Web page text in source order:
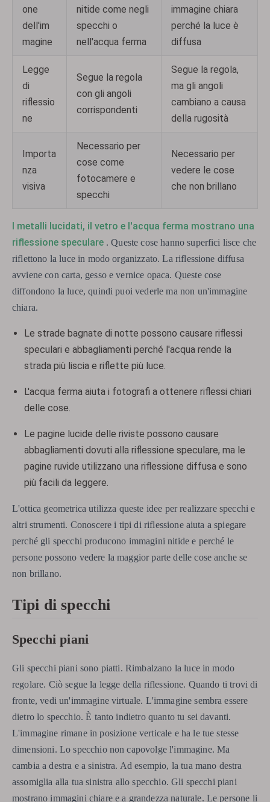
one
dell'im
magine
nitide come negli
specchi o
nell'acqua ferma
immagine chiara
perché la luce è
diffusa
Legge
di
riflessio
ne
Segue la regola
con gli angoli
corrispondenti
Segue la regola,
ma gli angoli
cambiano a causa
della rugosità
Importa
nza
visiva
Necessario per
cose come
fotocamere e
specchi
Necessario per
vedere le cose
che non brillano
I metalli lucidati, il vetro e l'acqua ferma mostrano una
riflessione speculare . Queste cose hanno superfici lisce che
riflettono la luce in modo organizzato. La riflessione diffusa
avviene con carta, gesso e vernice opaca. Queste cose
diffondono la luce, quindi puoi vederle ma non un'immagine
chiara.
Le strade bagnate di notte possono causare riflessi
speculari e abbagliamenti perché l'acqua rende la
strada più liscia e riflette più luce.
L'acqua ferma aiuta i fotografi a ottenere riflessi chiari
delle cose.
Le pagine lucide delle riviste possono causare
abbagliamenti dovuti alla riflessione speculare, ma le
pagine ruvide utilizzano una riflessione diffusa e sono
più facili da leggere.
L'ottica geometrica utilizza queste idee per realizzare specchi e
altri strumenti. Conoscere i tipi di riflessione aiuta a spiegare
perché gli specchi producono immagini nitide e perché le
persone possono vedere la maggior parte delle cose anche se
non brillano.
Tipi di specchi
Specchi piani
Gli specchi piani sono piatti. Rimbalzano la luce in modo
regolare. Ciò segue la legge della riflessione. Quando ti trovi di
fronte, vedi un'immagine virtuale. L'immagine sembra essere
dietro lo specchio. È tanto indietro quanto tu sei davanti.
L'immagine rimane in posizione verticale e ha le tue stesse
dimensioni. Lo specchio non capovolge l'immagine. Ma
cambia a destra e a sinistra. Ad esempio, la tua mano destra
assomiglia alla tua sinistra allo specchio. Gli specchi piani
mostrano immagini chiare e a grandezza naturale. Le persone li